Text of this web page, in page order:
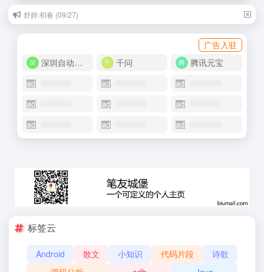
舒婷:初春 (09/27)
广告入驻
深圳自动化商城
千问 腾讯元宝
标签云
Android 散文 小知识 代码片段
诗歌